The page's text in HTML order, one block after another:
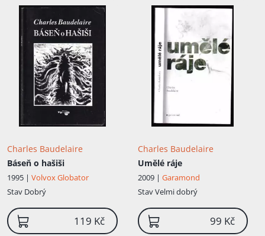
To se nelíbilo nevlastnímu otci, který z
radu bratra Alphonse se zapsal na
právnickou fakultu. Studium ho však
nebavilo. Vedl bouřlivý život, stýkal se s
pařížskou bohémou v latinské čtvrti.
Utrácel peníze z kapesného od rodičů a
Charles Baudelaire
Báseň o hašiši
1995 | Volvox Globator
Stav Dobrý
119 Kč
Charles Baudelaire
Umělé ráje
2009 | Garamond
StavVelmi dobrý
99 Kč